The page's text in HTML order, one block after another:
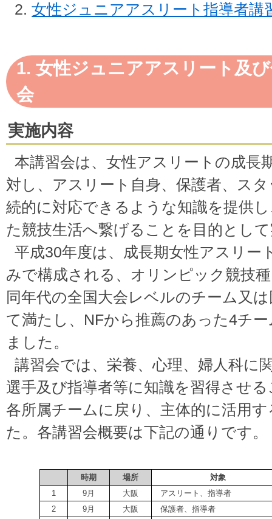
女性ジュニアアスリート指導者講
1. 女性ジュニアアスリート及
会
実施内容
本講習会は、女性アスリートの成長
対し、アスリート自身、保護者、ス
続的に対応できるような知識を提供
た競技生活へ繋げることを目的とし
平成30年度は、成長期女性アスリー
みで構成される、オリンピック競技
同年代の全国大会レベルのチーム又
て満たし、NFから推薦のあった4チ
ました。
講習会では、栄養、心理、婦人科に
選手及び指導者等に知識を習得させ
各所属チームに戻り、主体的に活用
た。各講習会概要は下記の通りです。
時期 場所
対象
1
9月 大阪
アスリート、指導者
2
9月 大阪 保護者、指導者